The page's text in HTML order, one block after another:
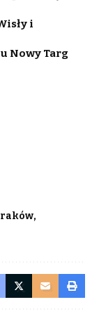
i
Nowy Targ